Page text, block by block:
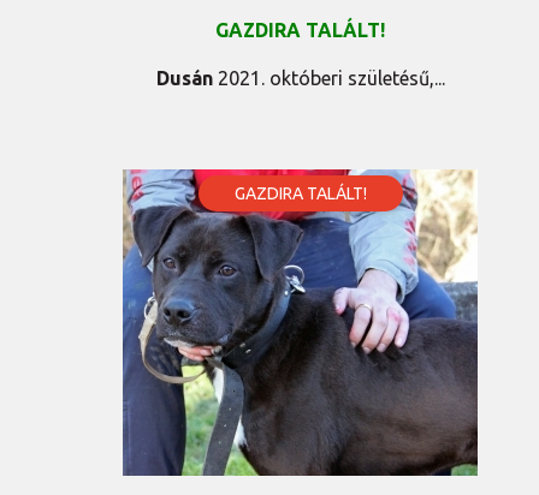
GAZDIRA TALÁLT!
Dusán2021. októberi születésű,...
GAZDIRA TALÁLT!